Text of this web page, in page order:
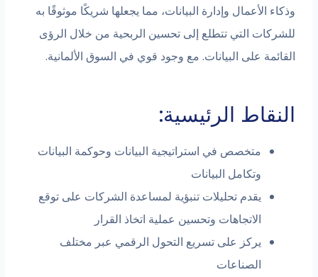
وإدارة البيانات، مما يجعلها شريكًا موثوقًا به
التي تتطلع إلى تحسين الربحية من خلال الرؤى
على البيانات. مع وجود قوي في السوق الألمانية.
الرئيسية:
متخصص في استراتيجية البيانات وحوكمة البيانات
وتكامل البيانات
يقدم تحليلات تنبؤية لمساعدة الشركات على توقع
الاتجاهات وتحسين عملية اتخاذ القرار
يركز على تسريع التحول الرقمي عبر مختلف